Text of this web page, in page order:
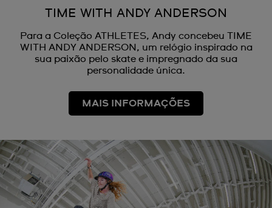
TIME WITH ANDY ANDERSON
Para a Coleção ATHLETES, Andy concebeu TIME
WITH ANDY ANDERSON, um relógio inspirado na
sua paixão pelo skate e impregnado da sua
personalidade única.
MAIS INFORMAÇÕES